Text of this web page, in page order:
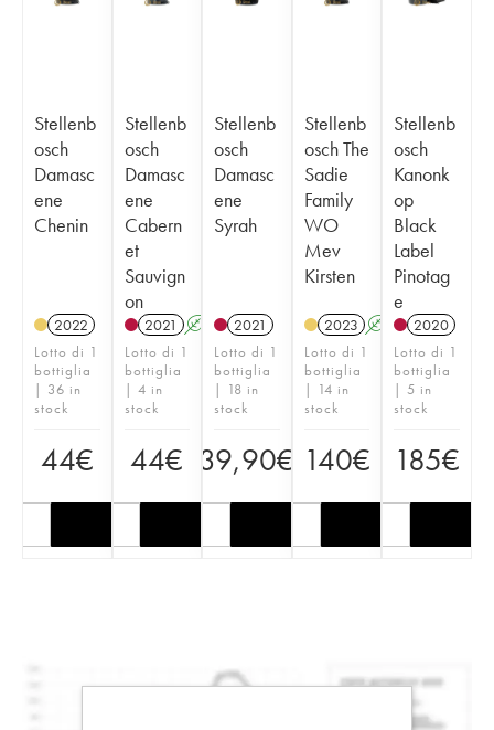
Stellenb
osch
Damasc
ene
Chenin
2022
Lotto di 1
bottiglia
| 36 in
stock
44€
Stellenb
osch
Damasc
ene
Cabern
et
Sauvign
on
2021 A
Lotto di 1
bottiglia
| 4 in
stock
44€
Stellenb
osch
Damasc
ene
Syrah
2021
Lotto di 1
bottiglia
| 18 in
stock
39,90€
Stellenb
osch The
Sadie
Family
WO
Mev
Kirsten
2023 A
Lotto di 1
bottiglia
| 14 in
stock
140€
Stellenb
osch
Kanonk
op
Black
Label
Pinotag
e
2020
Lotto di 1
bottiglia
| 5 in
stock
185€